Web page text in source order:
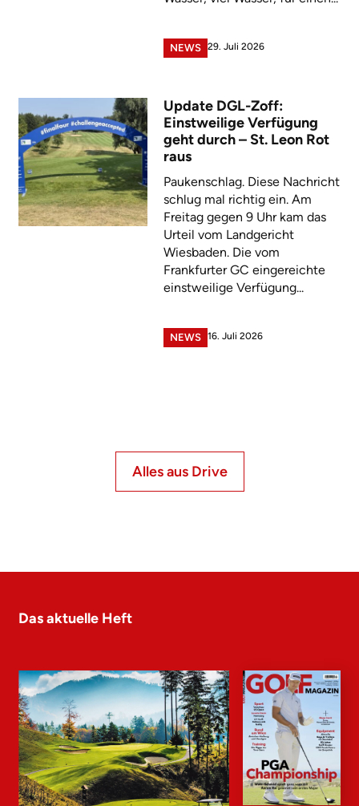
NEWS 29. Juli 2026
Update DGL-Zoff:
Einstweilige Verfügung
geht durch – St. Leon Rot
raus
Paukenschlag. Diese Nachricht
schlug mal richtig ein. Am
Freitag gegen 9 Uhr kam das
Urteil vom Landgericht
Wiesbaden. Die vom
Frankfurter GC eingereichte
einstweilige Verfügung...
NEWS 16. Juli 2026
Alles aus Drive
Das aktuelle Heft